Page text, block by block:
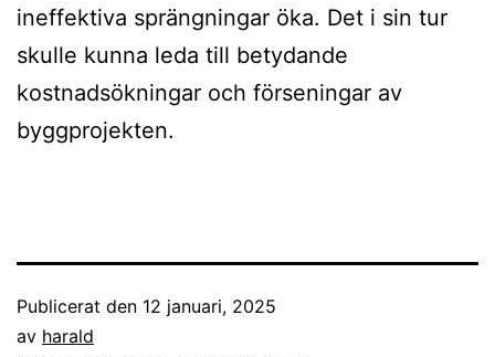
ineffektiva sprängningar öka. Det i sin tur
skulle kunna leda till betydande
kostnadsökningar och förseningar av
byggprojekten.
Publicerat den 12 januari, 2025
av harald